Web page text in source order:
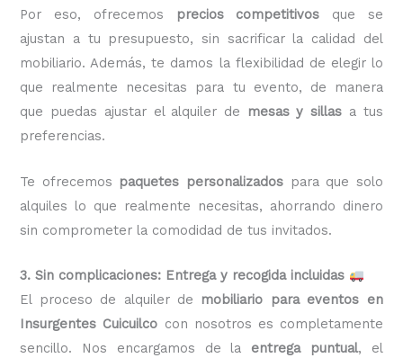
Por eso, ofrecemos
precios competitivos que se
ajustan a tu presupuesto, sin sacrificar la calidad del
mobiliario. Además, te damos la flexibilidad de elegir lo
que realmente necesitas para tu evento, de manera
que puedas ajustar el alquiler de
mesas y sillas a tus
preferencias.
Te ofrecemos paquetes personalizados para que solo
alquiles lo que realmente necesitas, ahorrando dinero
sin comprometer la comodidad de tus invitados.
3. Sin complicaciones: Entrega y recogida incluidas
El proceso de alquiler de mobiliario para eventos en
Insurgentes Cuicuilco con nosotros es completamente
sencillo. Nos encargamos de la entrega puntual, el